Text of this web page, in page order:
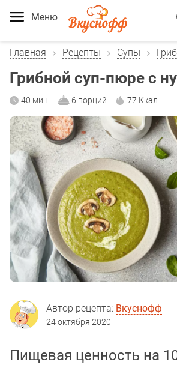
Меню
Главная Рецепты Супы
Грибной суп-пюре с
40 мин 6 порций 77 Ккал
Автор рецепта: Вкуснофф
24 октября 2020
Пищевая ценность на